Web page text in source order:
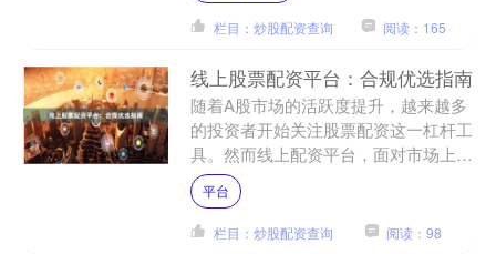
栏目：炒股配资查询 阅读：165
线上股票配资平台：合规优选指南
随着A股市场的活跃度提升，越来越多
的投资者开始关注股票配资这一杠杆工
具。然而线上配资平台，面对市场上鱼
龙混杂的线上配资平台，如何筛选出合
规、安全、透明的平台，成....
平台
栏目：炒股配资查询 阅读：98